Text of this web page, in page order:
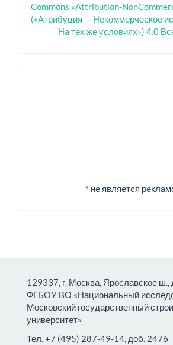
Commons «Attribution-
(«Атрибуция — Некоммерческое
На тех же условиях») 4.0
* не является
129337, г. Москва, Ярославское ш.,
ФГБОУ ВО «Национальный
Московский государственный
университет»
Тел. +7 (495) 287-49-14, доб. 2476